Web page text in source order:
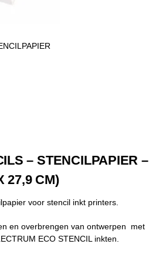
– STENCILPAPIER –
27,9 CM)
voor stencil inkt printers.
en overbrengen van ontwerpen met
ECO STENCIL inkten.